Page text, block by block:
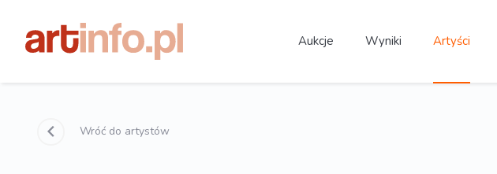
Aukcje Wyniki Artyści
Wróć do artystów